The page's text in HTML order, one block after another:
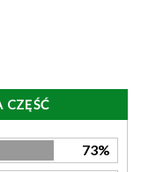
CZĘŚĆ
73%